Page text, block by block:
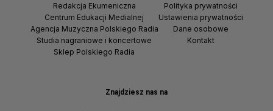
Znajdziesz nas na
Redakcja Ekumeniczna
Centrum Edukacji Medialnej
Agencja Muzyczna Polskiego Radia
Studia nagraniowe i koncertowe
Sklep Polskiego Radia
Polityka prywatności
Ustawienia prywatności
Dane osobowe
Kontakt